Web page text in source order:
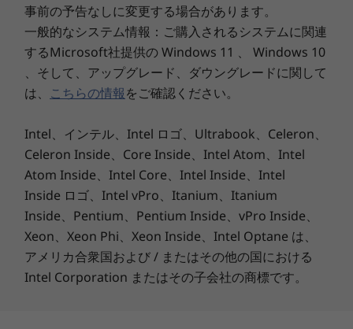
信頼性と高品質を確保す
る厳しい品質テスト
い品質テストを実施。落下テストや気温・気圧の
変化、信号やディスプレイ部の開閉耐久性など、
実際の使用状況に即したテストを実施しライフサ
イクルを通じて過酷な作業環境でもお使いいただ
ける高い品質をお届けします。
スタイリッシュなデザイ
ン
事前の予告なしに変更する場合があります。
一般的なシステム情報：ご購入されるシステムに関連
するMicrosoft社提供の Windows 11 、 Windows 10
、そして、アップグレード、ダウングレードに関して
は、 こちらの情報をご確認ください。
Intel、インテル、Intel ロゴ、Ultrabook、Celeron、
Celeron Inside、Core Inside、Intel Atom、Intel
Atom Inside、Intel Core、Intel Inside、Intel
Inside ロゴ、Intel vPro、Itanium、Itanium
Inside、Pentium、Pentium Inside、vPro Inside、
Xeon、Xeon Phi、Xeon Inside、Intel Optane は、
アメリカ合衆国および / またはその他の国における
Intel Corporation またはその子会社の商標です。